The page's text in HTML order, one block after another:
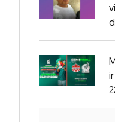
Opens in new
Opens in new